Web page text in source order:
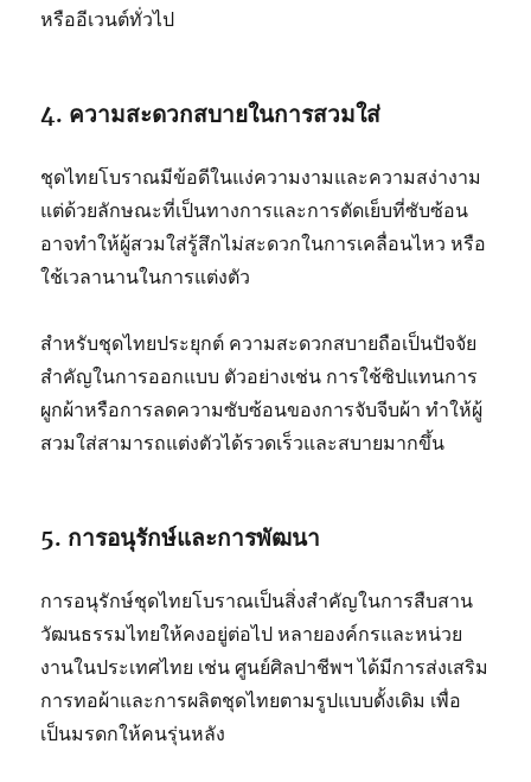
หรืออีเวนต์ทั่วไป
4. ความสะดวกสบายในการสวมใส่
ชุดไทยโบราณมีข้อดีในแง่ความงามและความสง่างาม
แต่ด้วยลักษณะที่เป็นทางการและการตัดเย็บที่ซับซ้อน
อาจทำให้ผู้สวมใส่รู้สึกไม่สะดวกในการเคลื่อนไหว หรือ
ใช้เวลานานในการแต่งตัว
สำหรับชุดไทยประยุกต์ ความสะดวกสบายถือเป็นปัจจัย
สำคัญในการออกแบบ ตัวอย่างเช่น การใช้ซิปแทนการ
ผูกผ้าหรือการลดความซับซ้อนของการจับจีบผ้า ทำให้ผู้
สวมใส่สามารถแต่งตัวได้รวดเร็วและสบายมากขึ้น
5. การอนุรักษ์และการพัฒนา
การอนุรักษ์ชุดไทยโบราณเป็นสิ่งสำคัญในการสืบสาน
วัฒนธรรมไทยให้คงอยู่ต่อไป หลายองค์กรและหน่วย
งานในประเทศไทย เช่น ศูนย์ศิลปาชีพฯ ได้มีการส่งเสริม
การทอผ้าและการผลิตชุดไทยตามรูปแบบดั้งเดิม เพื่อ
เป็นมรดกให้คนรุ่นหลัง